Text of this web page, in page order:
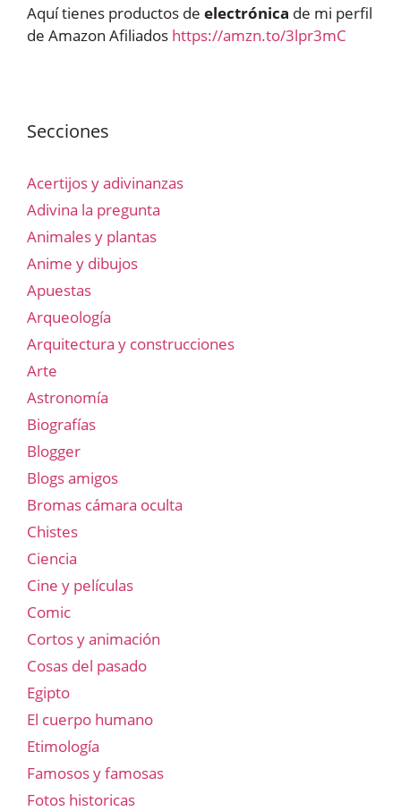
Aquí tienes productos de electrónica de mi perfil
de Amazon Afiliados https://amzn.to/3lpr3mC
Secciones
Acertijos y adivinanzas
Adivina la pregunta
Animales y plantas
Anime y dibujos
Apuestas
Arqueología
Arquitectura y construcciones
Arte
Astronomía
Biografías
Blogger
Blogs amigos
Bromas cámara oculta
Chistes
Ciencia
Cine y películas
Comic
Cortos y animación
Cosas del pasado
Egipto
El cuerpo humano
Etimología
Famosos y famosas
Fotos historicas